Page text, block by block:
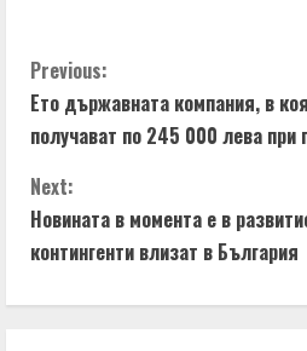
C
o
n
t
Previous:
Ето държавната компания, в
получават по 245 000 лева при
Next:
Новината в момента е в
контингенти влизат в България